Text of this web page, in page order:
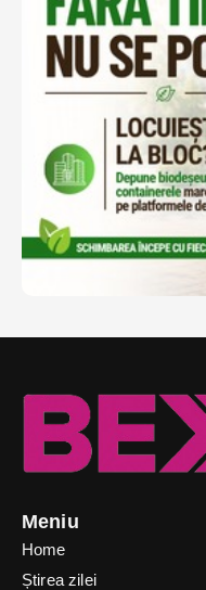
Meniu
Home
Știrea zilei